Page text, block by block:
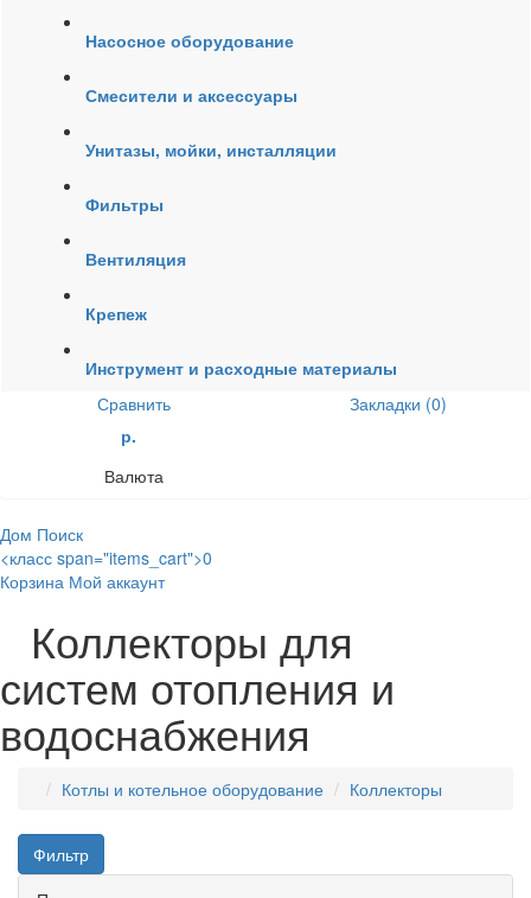
Насосное оборудование
Смесители и аксессуары
Унитазы, мойки, инсталляции
Фильтры
Вентиляция
Крепеж
Инструмент и расходные материалы
Сравнить
Закладки (0)
р.
Валюта
Дом Поиск
<класс span="items_cart">0
Корзина Мой аккаунт
Коллекторы для
систем отопления и
водоснабжения
Котлы и котельное оборудование Коллекторы
Фильтр